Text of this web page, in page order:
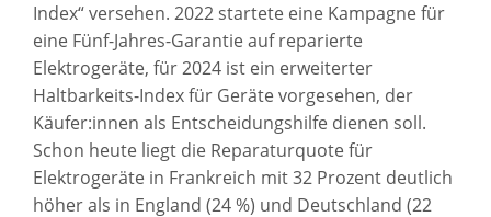
Index“ versehen. 2022 startete eine Kampagne für
eine Fünf-Jahres-Garantie auf reparierte
Elektrogeräte, für 2024 ist ein erweiterter
Haltbarkeits-Index für Geräte vorgesehen, der
Käufer:innen als Entscheidungshilfe dienen soll.
Schon heute liegt die Reparaturquote für
Elektrogeräte in Frankreich mit 32 Prozent deutlich
höher als in England (24 %) und Deutschland (22